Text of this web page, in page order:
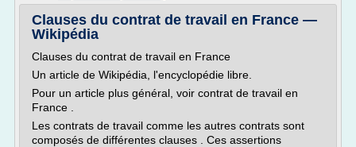
Clauses du contrat de travail en France —
Wikipédia
Clauses du contrat de travail en France
Un article de Wikipédia, l'encyclopédie libre.
Pour un article plus général, voir contrat de travail en
France .
Les contrats de travail comme les autres contrats sont
composés de différentes clauses . Ces assertions